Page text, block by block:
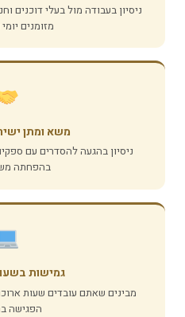
ניסיון בעבודה מול בעלי דוכנים
מזומנים
משא ומתן
ניסיון בהגעה להסדרים עם
בהפחתה
גמישות
מבינים שאתם עובדים שעות
הפגישה